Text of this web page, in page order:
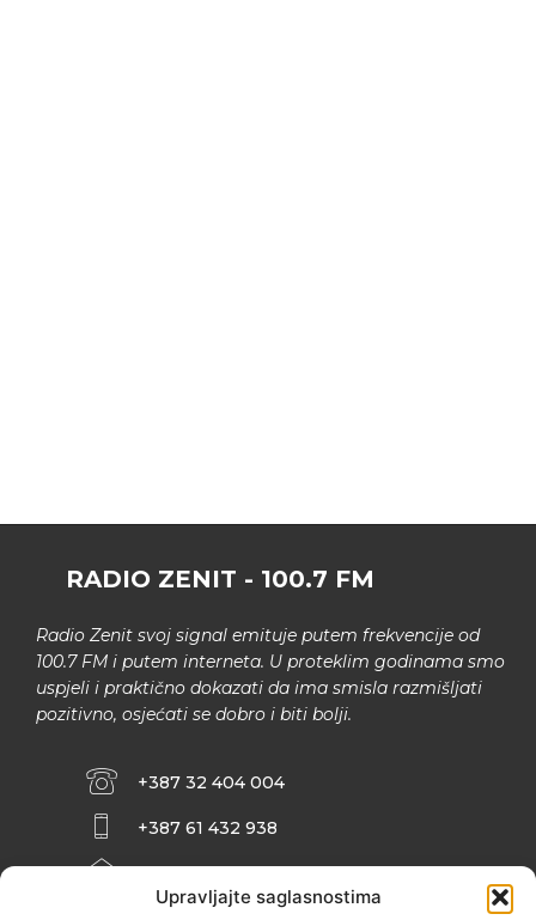
Upravljajte saglasnostima
RADIO ZENIT - 100.7 FM
Radio Zenit svoj signal emituje putem frekvencije od
100.7 FM i putem interneta. U proteklim godinama smo
uspjeli i praktično dokazati da ima smisla razmišljati
pozitivno, osjećati se dobro i biti bolji.
+387 32 404 004
+387 61 432 938
INFO@ZENIT.BA